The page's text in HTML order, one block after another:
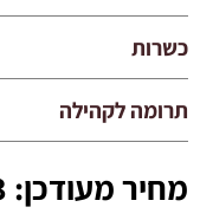
כשרות
תרומה לקהילה
מחיר מעודכן: